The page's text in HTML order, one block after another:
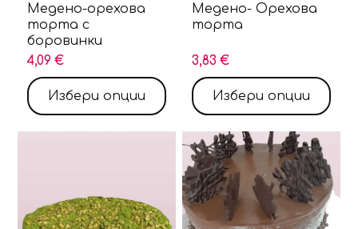
Медено-орехова
торта с
боровинки
4,09 €
Избери опции
Медено- Орехова
торта
3,83 €
Избери опции